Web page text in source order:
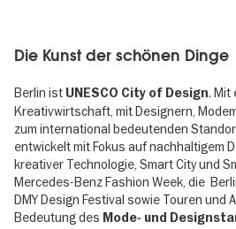
Die Kunst der schönen Dinge
Berlin ist UNESCO City of Design. Mit
Kreativwirtschaft, mit Designern,
zum international bedeutenden
entwickelt mit Fokus auf nachhaltigem
kreativer Technologie, Smart City und
Mercedes-Benz Fashion Week, die
DMY Design Festival sowie Touren und
Bedeutung des Mode- und